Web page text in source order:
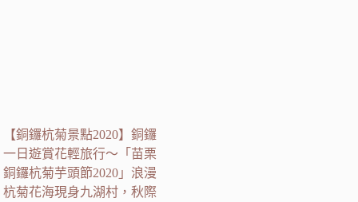
【銅鑼杭菊景點2020】銅鑼
一日遊賞花輕旅行～「苗栗
銅鑼杭菊芋頭節2020」浪漫
杭菊花海現身九湖村，秋際